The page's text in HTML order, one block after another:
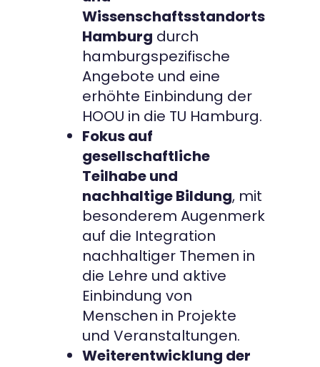
Wissenschaftsstandorts
Hamburg durch
hamburgspezifische
Angebote und eine
erhöhte Einbindung der
HOOU in die TU Hamburg.
Fokus auf
gesellschaftliche
Teilhabe und
nachhaltige Bildung, mit
besonderem Augenmerk
auf die Integration
nachhaltiger Themen in
die Lehre und aktive
Einbindung von
Menschen in Projekte
und Veranstaltungen.
Weiterentwicklung der